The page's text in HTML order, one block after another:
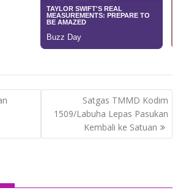
Satgas TMMD Kodim
1509/Labuha Lepas Pasukan
Kembali ke Satuan